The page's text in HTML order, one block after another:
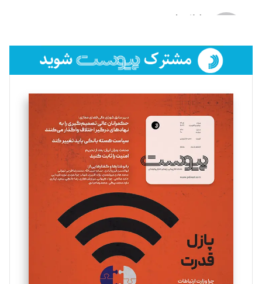
لیلا حنارود
فائزه فتحی رستمی
تحریریه
سروش کرمیان
تحریریه
مینا پاکدل
یسنا امان‌پور
تحریریه